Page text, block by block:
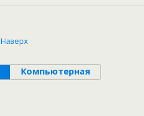
Наверх
Компьютерная